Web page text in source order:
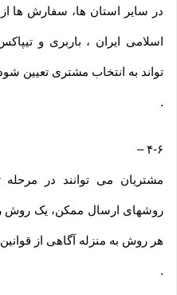
در سایر استان ها، سفارش
اسلامی ایران ، باربری و
تواند به انتخاب مشتری تعیین
.
۴-۶–
مشتریان می توانند در
روشهای ارسال ممکن، یک روش را
هر روش به منزله آگاهی از
.